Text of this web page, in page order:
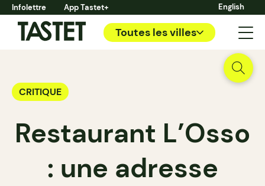
Infolettre App Tastet+ English
Toutes les villes
CRITIQUE
Restaurant L’Osso
: une adresse